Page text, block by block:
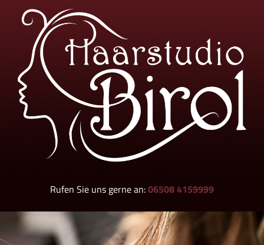
Rufen Sie uns gerne an:06508 4159999